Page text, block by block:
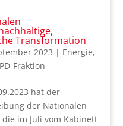
Transformation
2023 | Energie,
Fraktion
hat der
der Nationalen
im Juli vom Kabinett